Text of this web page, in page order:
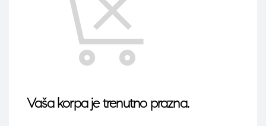
Vaša korpa je trenutno prazna.